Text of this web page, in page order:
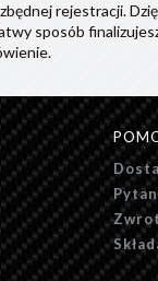
rejestracji.
sposób